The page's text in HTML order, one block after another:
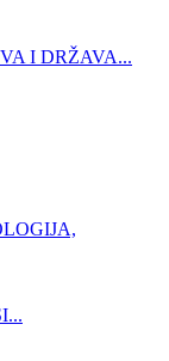
I DRŽAVA...